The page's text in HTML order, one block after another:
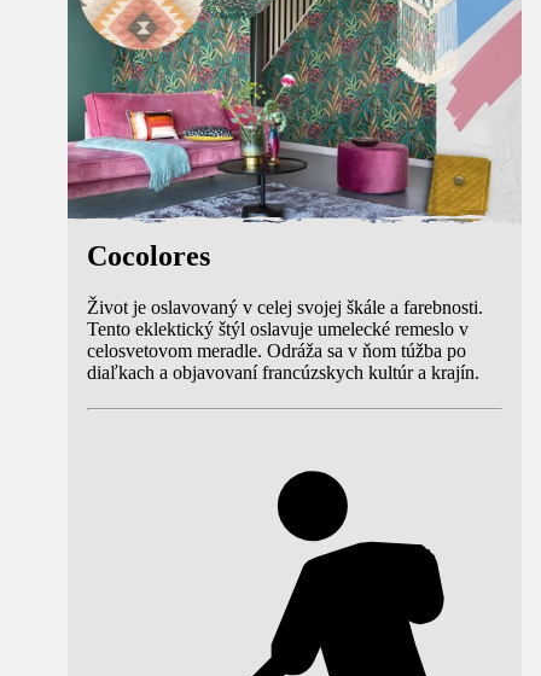
Cocolores
Život je oslavovaný v celej svojej škále a farebnosti.
Tento eklektický štýl oslavuje umelecké remeslo v
celosvetovom meradle. Odráža sa v ňom túžba po
diaľkach a objavovaní francúzskych kultúr a krajín.